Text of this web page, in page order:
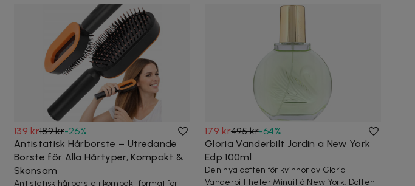
139 kr189 kr-26%
Antistatisk Hårborste – Utredande
Borste för Alla Hårtyper, Kompakt &
Skonsam
Antistatisk hårborste i kompakt format för
179 kr495 kr-64%
Gloria Vanderbilt Jardin a New York
Edp 100ml
Den nya doften för kvinnor av Gloria
Vanderbilt heter Minuit à New York. Doften